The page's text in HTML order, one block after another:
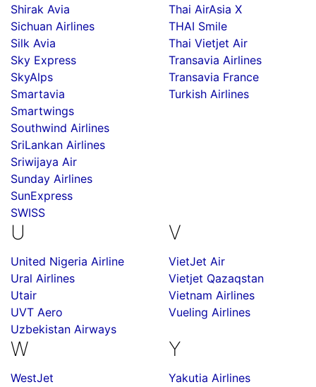
Shirak Avia
Sichuan Airlines
Silk Avia
Sky Express
SkyAlps
Smartavia
Smartwings
Southwind Airlines
SriLankan Airlines
Sriwijaya Air
Sunday Airlines
SunExpress
SWISS
Thai AirAsia X
THAI Smile
Thai Vietjet Air
Transavia Airlines
Transavia France
Turkish Airlines
U
United Nigeria Airline
Ural Airlines
Utair
UVT Aero
Uzbekistan Airways
V
VietJet Air
Vietjet Qazaqstan
Vietnam Airlines
Vueling Airlines
W
WestJet
Y
Yakutia Airlines